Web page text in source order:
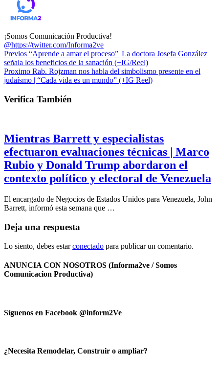
¡Somos Comunicación Productiva!
@https://twitter.com/Informa2ve
Previos “Aprende a amar el proceso” |La doctora Josefa González
señala los beneficios de la sanación (+IG/Reel)
Proximo Rab. Rojzman nos habla del simbolismo presente en el
judaísmo | “Cada vida es un mundo” (+IG Reel)
Verifica También
Mientras Barrett y especialistas
efectuaron evaluaciones técnicas | Marco
Rubio y Donald Trump abordaron el
contexto político y electoral de Venezuela
El encargado de Negocios de Estados Unidos para Venezuela, John
Barrett, informó esta semana que …
Deja una respuesta
Lo siento, debes estarconectado para publicar un comentario.
ANUNCIA CON NOSOTROS (Informa2ve / Somos
Comunicacion Productiva)
Síguenos en Facebook @inform2Ve
¿Necesita Remodelar, Construir o ampliar?